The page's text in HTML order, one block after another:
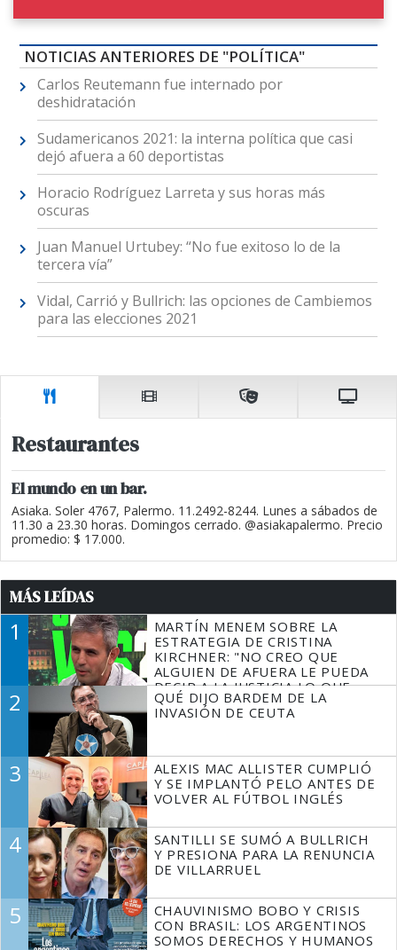
NOTICIAS ANTERIORES DE "POLÍTICA"
Carlos Reutemann fue internado por
deshidratación
Sudamericanos 2021: la interna política que casi
dejó afuera a 60 deportistas
Horacio Rodríguez Larreta y sus horas más
oscuras
Juan Manuel Urtubey: “No fue exitoso lo de la
tercera vía”
Vidal, Carrió y Bullrich: las opciones de Cambiemos
para las elecciones 2021
Restaurantes
El mundo en un bar.
Asiaka. Soler 4767, Palermo. 11.2492-8244. Lunes a sábados de
11.30 a 23.30 horas. Domingos cerrado. @asiakapalermo. Precio
promedio: $ 17.000.
MÁS LEÍDAS
1
MARTÍN MENEM SOBRE LA
ESTRATEGIA DE CRISTINA
KIRCHNER: "NO CREO QUE
ALGUIEN DE AFUERA LE PUEDA
DECIR A LA JUSTICIA LO QUE
TIENE QUE HACER"
2
QUÉ DIJO BARDEM DE LA
INVASIÓN DE CEUTA
3
ALEXIS MAC ALLISTER CUMPLIÓ
Y SE IMPLANTÓ PELO ANTES DE
VOLVER AL FÚTBOL INGLÉS
4
SANTILLI SE SUMÓ A BULLRICH
Y PRESIONA PARA LA RENUNCIA
DE VILLARRUEL
5
CHAUVINISMO BOBO Y CRISIS
CON BRASIL: LOS ARGENTINOS
SOMOS DERECHOS Y HUMANOS